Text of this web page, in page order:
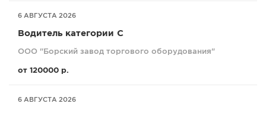
6 АВГУСТА 2026
Водитель категории С
ООО "Борский завод торгового оборудования"
от 120000 р.
6 АВГУСТА 2026